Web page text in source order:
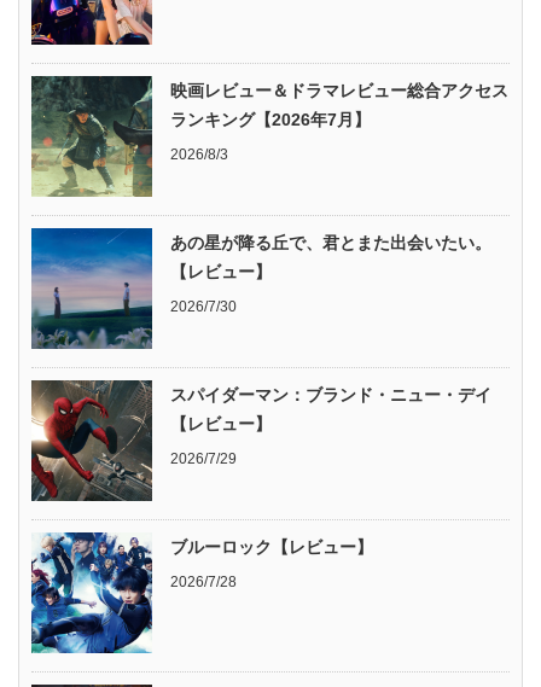
映画レビュー＆ドラマレビュー総合アクセス
ランキング【2026年7月】
2026/8/3
あの星が降る丘で、君とまた出会いたい。
【レビュー】
2026/7/30
スパイダーマン：ブランド・ニュー・デイ
【レビュー】
2026/7/29
ブルーロック【レビュー】
2026/7/28